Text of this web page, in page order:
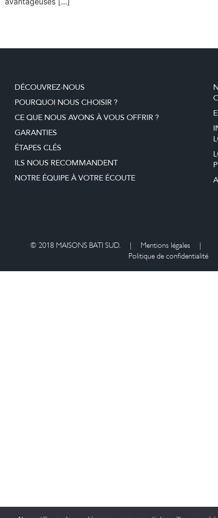
DÉCOUVREZ-NOUS
POURQUOI NOUS CHOISIR ?
CE QUE NOUS AVONS À VOUS OFFRIR ?
GARANTIES
ÉTAPES CLÉS
ILS NOUS RECOMMANDENT
NOTRE ÉQUIPE À VOTRE ÉCOUTE
© 2018 MAISONS BATI SUD. | Mentions légales
|
Politique de confidentialité